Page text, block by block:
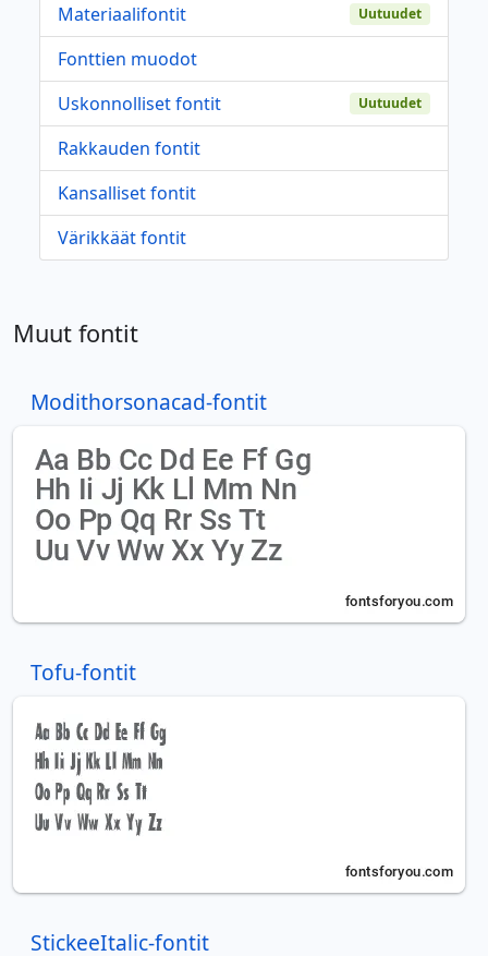
Materiaalifontit
Uutuudet
Fonttien muodot
Uskonnolliset fontit
Uutuudet
Rakkauden fontit
Kansalliset fontit
Värikkäät fontit
Muut fontit
Modithorsonacad-fontit
Tofu-fontit
StickeeItalic-fontit